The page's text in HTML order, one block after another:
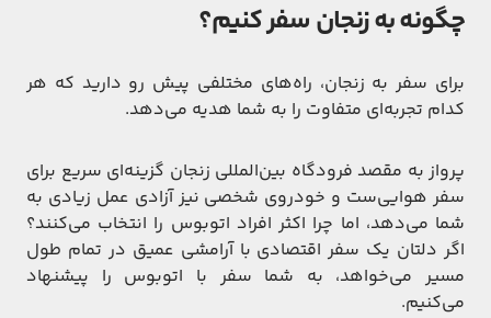
چگونه به زنجان سفر کنیم؟
برای سفر به زنجان، راه‌های مختلفی پیش رو دارید که هر
کدام تجربه‌ای متفاوت را به شما هدیه می‌دهد.
پرواز به مقصد فرودگاه بین‌المللی زنجان گزینه‌ای سریع برای
سفر هوایی‌ست و خودروی شخصی نیز آزادی عمل زیادی به
شما می‌دهد، اما چرا اکثر افراد اتوبوس را انتخاب می‌کنند؟
اگر دلتان یک سفر اقتصادی با آرامشی عمیق در تمام طول
مسیر می‌خواهد، به شما سفر با اتوبوس را پیشنهاد
می‌کنیم.